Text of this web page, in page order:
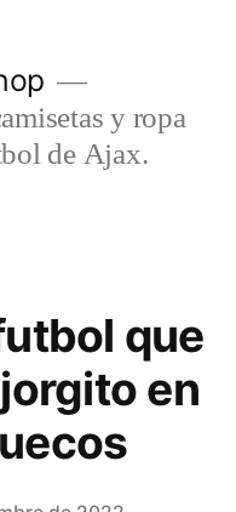
y ropa
de Ajax.
que
en